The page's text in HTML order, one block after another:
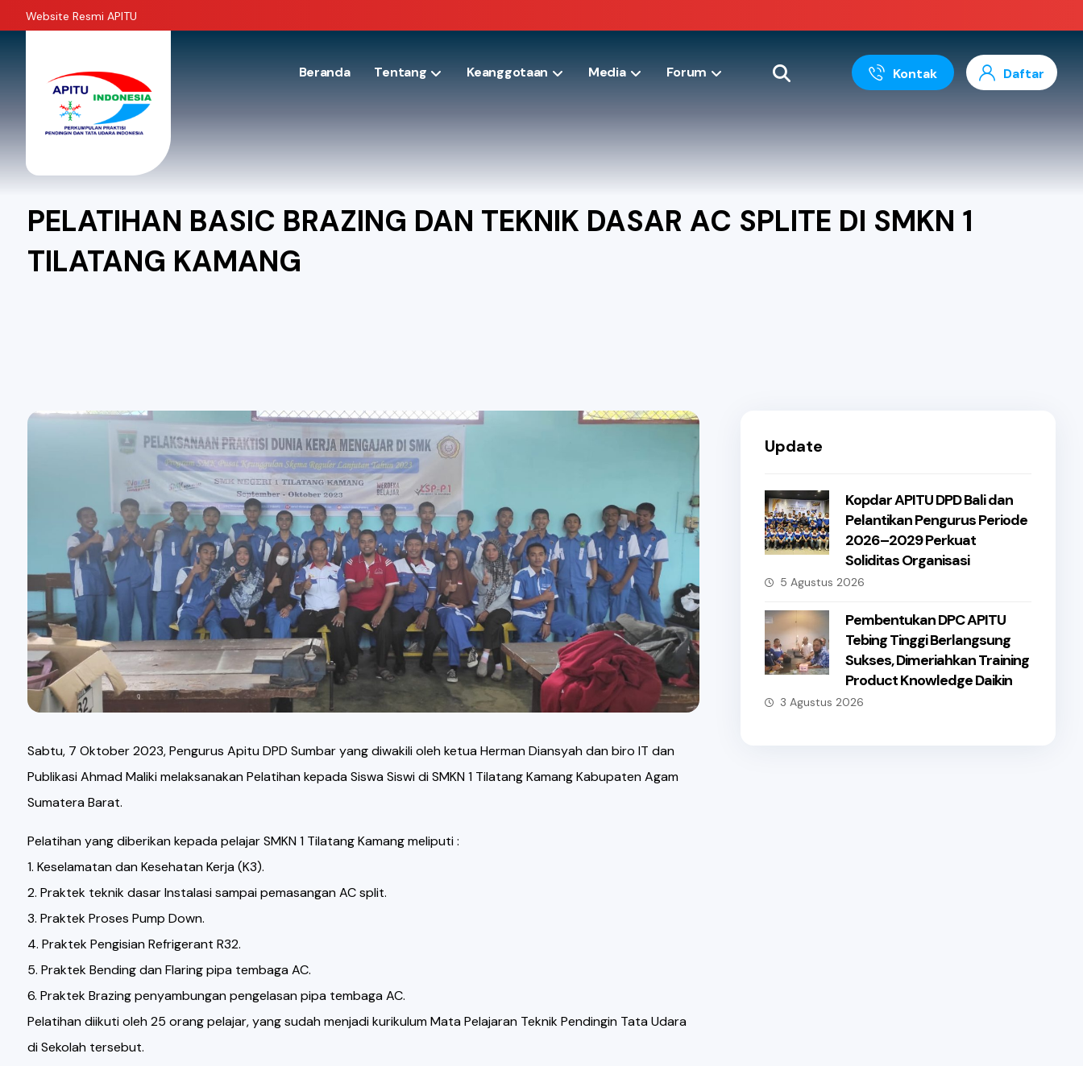
Website Resmi APITU
Beranda Tentang Keanggotaan Media Forum Daftar
Kontak
PELATIHAN BASIC BRAZING DAN TEKNIK DASAR AC SPLITE DI SMKN 1
TILATANG KAMANG
Sabtu, 7 Oktober 2023, Pengurus Apitu DPD Sumbar yang diwakili oleh ketua Herman Diansyah dan biro IT dan
Publikasi Ahmad Maliki melaksanakan Pelatihan kepada Siswa Siswi di SMKN 1 Tilatang Kamang Kabupaten Agam
Sumatera Barat.
Pelatihan yang diberikan kepada pelajar SMKN 1 Tilatang Kamang meliputi :
1. Keselamatan dan Kesehatan Kerja (K3).
2. Praktek teknik dasar Instalasi sampai pemasangan AC split.
3. Praktek Proses Pump Down.
4. Praktek Pengisian Refrigerant R32.
5. Praktek Bending dan Flaring pipa tembaga AC.
6. Praktek Brazing penyambungan pengelasan pipa tembaga AC.
Pelatihan diikuti oleh 25 orang pelajar, yang sudah menjadi kurikulum Mata Pelajaran Teknik Pendingin Tata Udara
di Sekolah tersebut.
Update
Kopdar APITU DPD Bali dan
Pelantikan Pengurus Periode
2026–2029 Perkuat
Soliditas Organisasi
5 Agustus 2026
Pembentukan DPC APITU
Tebing Tinggi Berlangsung
Sukses, Dimeriahkan Training
Product Knowledge Daikin
3 Agustus 2026